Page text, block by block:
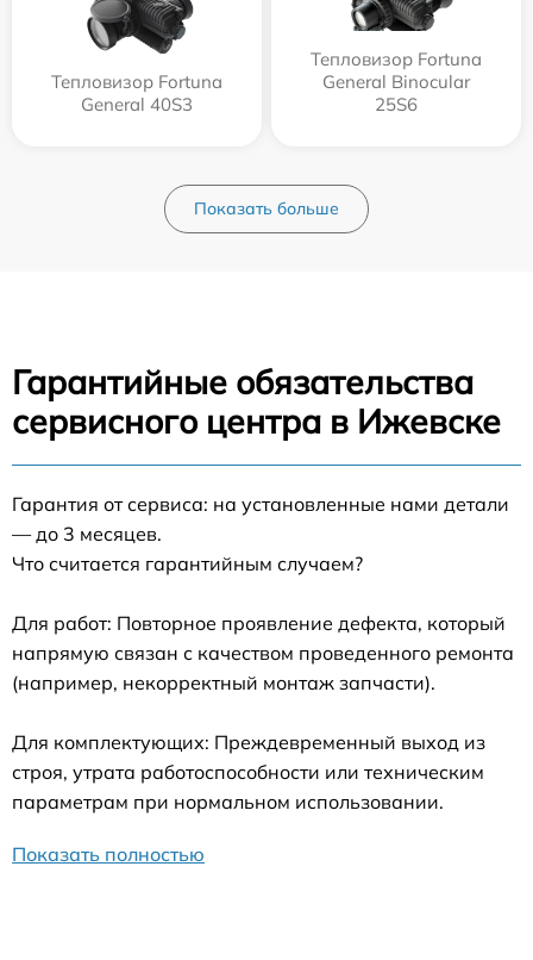
Тепловизор Fortuna
General 40S3
Тепловизор Fortuna
General Binocular
25S6
Показать больше
Гарантийные обязательства
сервисного центра в Ижевске
Гарантия от сервиса: на установленные нами детали
— до 3 месяцев.
Что считается гарантийным случаем?
Для работ: Повторное проявление дефекта, который
напрямую связан с качеством проведенного ремонта
(например, некорректный монтаж запчасти).
Для комплектующих: Преждевременный выход из
строя, утрата работоспособности или техническим
параметрам при нормальном использовании.
Показать полностью